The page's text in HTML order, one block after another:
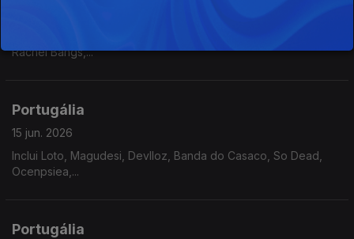
Rachel Bangs,...
Portugália
15 jun. 2026
Inclui Loto, Magudesi, Devlloz, Banda do Casaco, So Dead,
Ocenpsiea,...
Portugália